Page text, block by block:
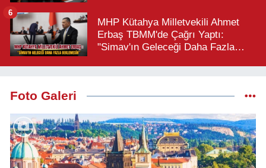
MHP Kütahya Milletvekili Ahmet
Erbaş TBMM'de Çağrı Yaptı:
"Simav'ın Geleceği Daha Fazla
6
Foto Galeri